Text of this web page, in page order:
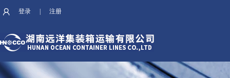
登录 注册